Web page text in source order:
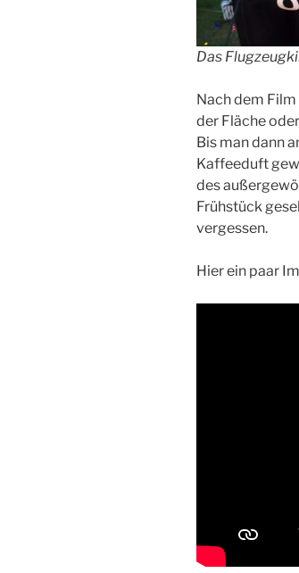
Das
Nach dem
der Fläche
Bis man dann
Kaffeeduft
des
Frühstück
vergessen.
Hier ein paar